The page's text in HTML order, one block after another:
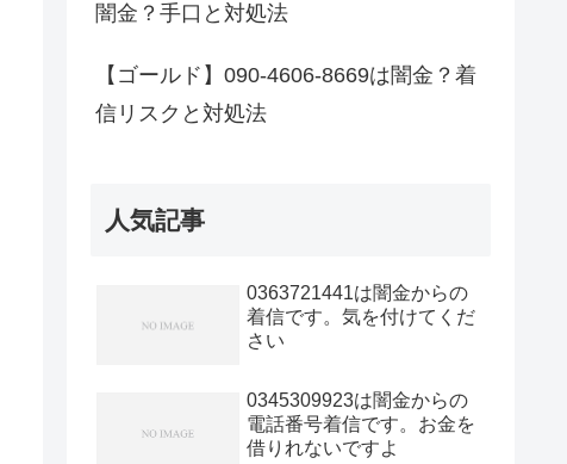
闇金？手口と対処法
【ゴールド】090-4606-8669は闇金？着
信リスクと対処法
人気記事
0363721441は闇金からの
着信です。気を付けてくだ
さい
0345309923は闇金からの
電話番号着信です。お金を
借りれないですよ